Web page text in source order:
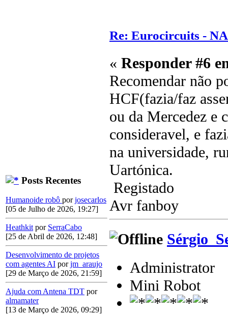
Posts Recentes
Humanoide robô porjosecarlos
[05 de Julho de 2026, 19:27]
Heathkit por SerraCabo
[25 de Abril de 2026, 12:48]
Desenvolvimento de projetos
com agentes AI porjm_araujo
[29 de Março de 2026, 21:59]
Ajuda com Antena TDT por
almamater
[13 de Março de 2026, 09:29]
Re: Eurocircuits -
« Responder #6
Recomendar não
HCF(fazia/faz
ou da Mercedez e
consideravel, e
na universidade,
Uartónica.
Registado
Avr fanboy
Administrator
Mini Robot